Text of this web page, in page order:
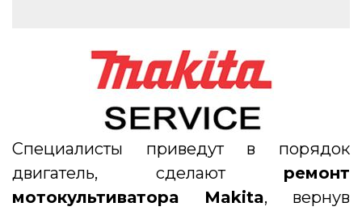
Специалисты приведут в порядок
двигатель, сделают ремонт
мотокультиватора Makita, вернув